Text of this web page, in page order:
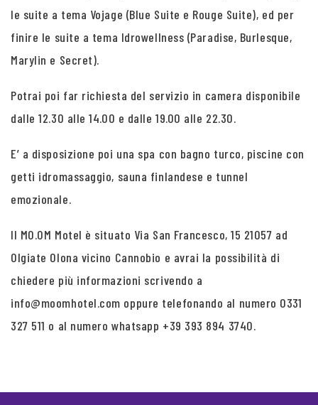
le suite a tema Vojage (Blue Suite e Rouge Suite), ed per
finire le suite a tema Idrowellness (Paradise, Burlesque,
Marylin e Secret).
Potrai poi far richiesta del servizio in camera disponibile
dalle 12.30 alle 14.00 e dalle 19.00 alle 22.30.
E’ a disposizione poi una spa con bagno turco, piscine con
getti idromassaggio, sauna finlandese e tunnel
emozionale.
Il MO.OM Motel è situato Via San Francesco, 15 21057 ad
Olgiate Olona vicino Cannobio e avrai la possibilità di
chiedere più informazioni scrivendo a
info@moomhotel.com oppure telefonando al numero 0331
327 511 o al numero whatsapp +39 393 894 3740.